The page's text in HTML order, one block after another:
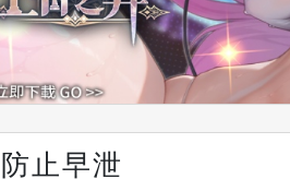
防止早泄